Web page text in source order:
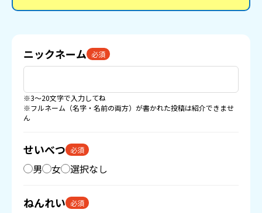
ニックネーム 必須
※3〜20文字で入力してね
※フルネーム（名字・名前の両方）が書かれた投稿は紹介できませ
ん
せいべつ 必須
男 女 選択なし
ねんれい 必須